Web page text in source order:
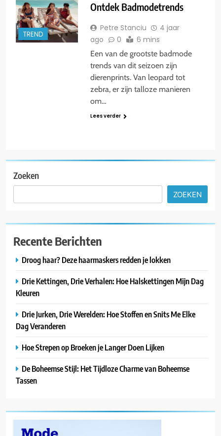
TREND
Ontdek Badmodetrends
Petre Stanciu
4 jaar
ago
0 6 mins
Een van de grootste badmode
trends van dit seizoen zijn
dierenprints. Van leopard tot
zebra, er zijn talloze manieren
om…
Lees verder
Zoeken
ZOEKEN
Recente Berichten
Droog haar? Deze haarmaskers redden je lokken
Drie Kettingen, Drie Verhalen: Hoe Halskettingen Mijn Dag
Kleuren
Drie Jurken, Drie Werelden: Hoe Stoffen en Snits Me Elke
Dag Veranderen
Hoe Strepen op Broeken je Langer Doen Lijken
De Boheemse Stijl: Het Tijdloze Charme van Boheemse
Tassen